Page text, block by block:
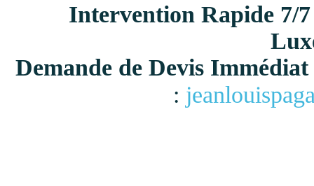
Intervention Rapide 7/
Demande de Devis
: